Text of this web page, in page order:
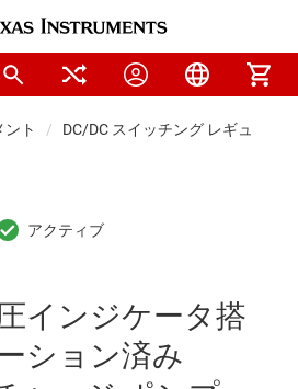
ト DC/DC スイッチング レギュレータ
インジケータ搭
ション済み